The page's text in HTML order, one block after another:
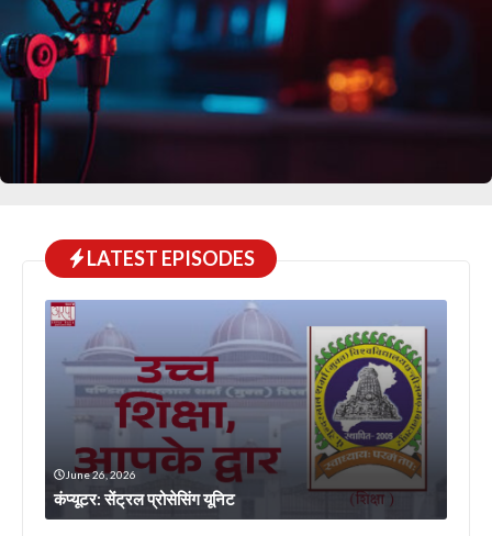
LATEST EPISODES
June 26, 2026
कंप्यूटर: सेंट्रल प्रोसेसिंग यूनिट